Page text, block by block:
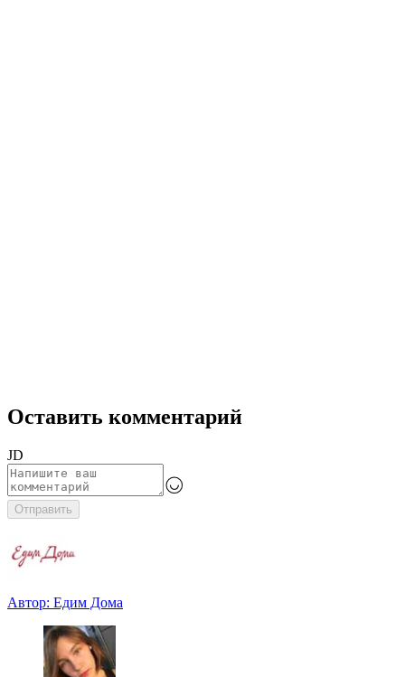
Оставить комментарий
JD
Отправить
Автор: Едим Дома